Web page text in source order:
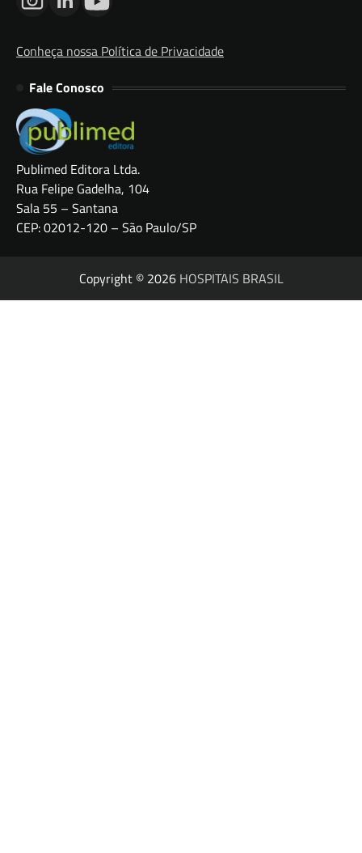
Conheça nossa Política de Privacidade
Fale Conosco
Publimed Editora Ltda.
Rua Felipe Gadelha, 104
Sala 55 – Santana
CEP: 02012-120 – São Paulo/SP
Copyright © 2026 HOSPITAIS BRASIL